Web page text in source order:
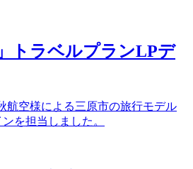
トラベルプランLPデ
航空様による三原市の旅行モデル
を担当しました。